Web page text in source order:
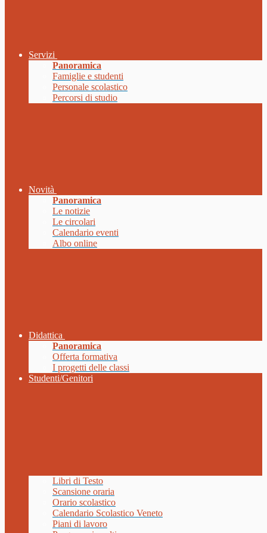
Servizi
Panoramica
Famiglie e studenti
Personale scolastico
Percorsi di studio
Novità
Panoramica
Le notizie
Le circolari
Calendario eventi
Albo online
Didattica
Panoramica
Offerta formativa
I progetti delle classi
Studenti/Genitori
Libri di Testo
Scansione oraria
Orario scolastico
Calendario Scolastico Veneto
Piani di lavoro